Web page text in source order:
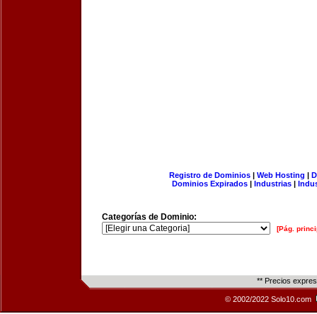
Registro de Dominios| Web Hosting |
Dominios Expirados | Industrias |
Categorías de Dominio:
[Pág.
** Precios
© 2002/2022 Solo10.com